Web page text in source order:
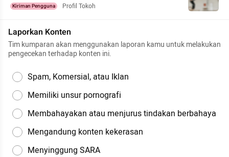
Kiriman Pengguna Profil Tokoh
Laporkan Konten
Tim kumparan akan menggunakan laporan kamu untuk melakukan
pengecekan terhadap konten ini.
Spam, Komersial, atau Iklan
Memiliki unsur pornografi
Membahayakan atau menjurus tindakan berbahaya
Mengandung konten kekerasan
Menyinggung SARA